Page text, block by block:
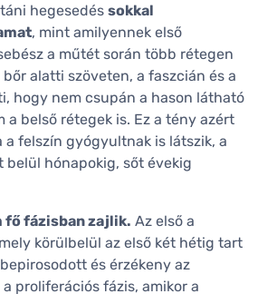
hegesedés sokkal
, mint amilyennek első
a műtét során több rétegen
alatti szöveten, a faszcián és a
hogy nem csupán a hason látható
a belső rétegek is. Ez a tény azért
felszín gyógyultnak is látszik, a
hónapokig, sőt évekig
fő fázisban zajlik. Az első a
körülbelül az első két hétig tart
és érzékeny az
proliferációs fázis, amikor a